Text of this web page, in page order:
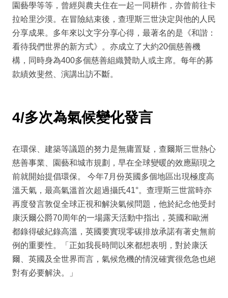
園藝學等等，曾經與農夫住在一起一同耕作，亦曾前往卡
拉哈里沙漠。在冒險結束後，查理斯三世決定與他的人民
分享成果。多年來以文字分享心得，最著名的是《和諧：
看待我們世界的新方式》。亦成立了大約20個慈善機
構，同時身為400多個慈善組織贊助人或主席。每年的募
款績效斐然、演講出訪不斷。
4/多次為氣候變化發言
在環保、建築等議題的努力是無庸置疑，查爾斯三世熱心
慈善事業、園藝和城市規劃，早在全球變暖的效應顯現之
前就開始提倡環保。 今年7月份英國多個地區出現極度高
溫天氣，最高氣溫首次超過攝氏41°。查理斯三世當時亦
再度發言敦促全球正視和解決氣候問題，他於紀念他受封
康沃爾公爵70周年的一場露天活動中指出，英國和歐洲
都錄得破紀錄高溫，英國要實現零碳排放承諾有著史無前
例的重要性。「正如我長時間以來都想表明，對於康沃
爾、英國及全世界而言，氣候危機的情況確實很危急也絕
對有必要解決。」